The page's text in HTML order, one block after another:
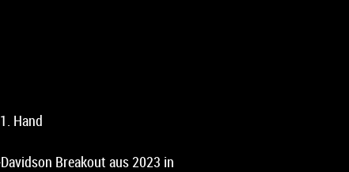
Hand
Breakout aus 2023 in